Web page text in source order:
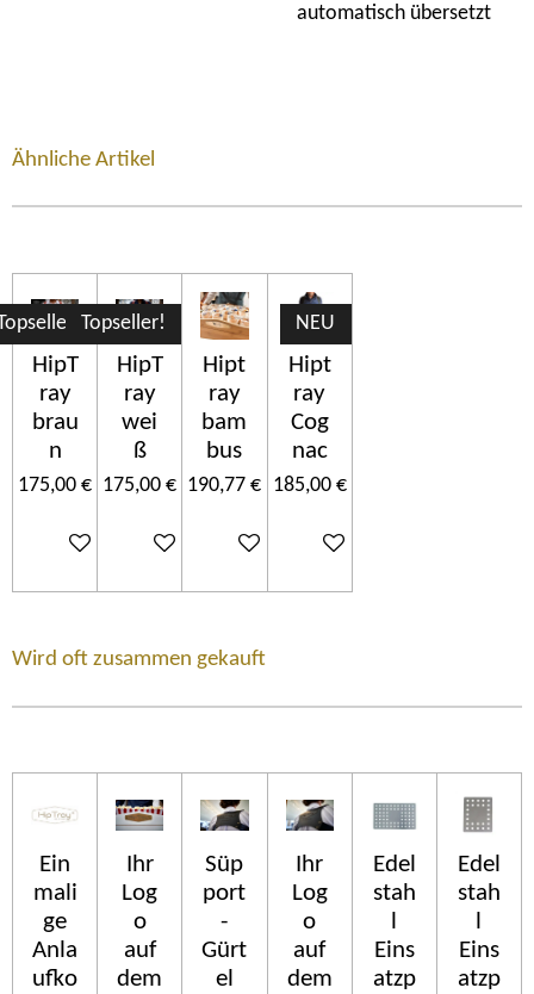
automatisch übersetzt
Ähnliche Artikel
HipT
ray
brau
n
175,00 €
Ajouter au panier
Topseller!
HipT
ray
wei
ß
175,00 €
Ajouter au panier
Hipt
ray
bam
bus
190,77 €
Ajouter au panier
NEU
Hipt
ray
Cog
nac
185,00 €
Ajouter au panier
Wird oft zusammen gekauft
Ein
mali
ge
Anla
ufko
Ihr
Log
o
auf
dem
Süp
port
-
Gürt
el
Ihr
Log
o
auf
dem
Edel
stah
Eins
atzp
Edel
stah
Eins
atzp